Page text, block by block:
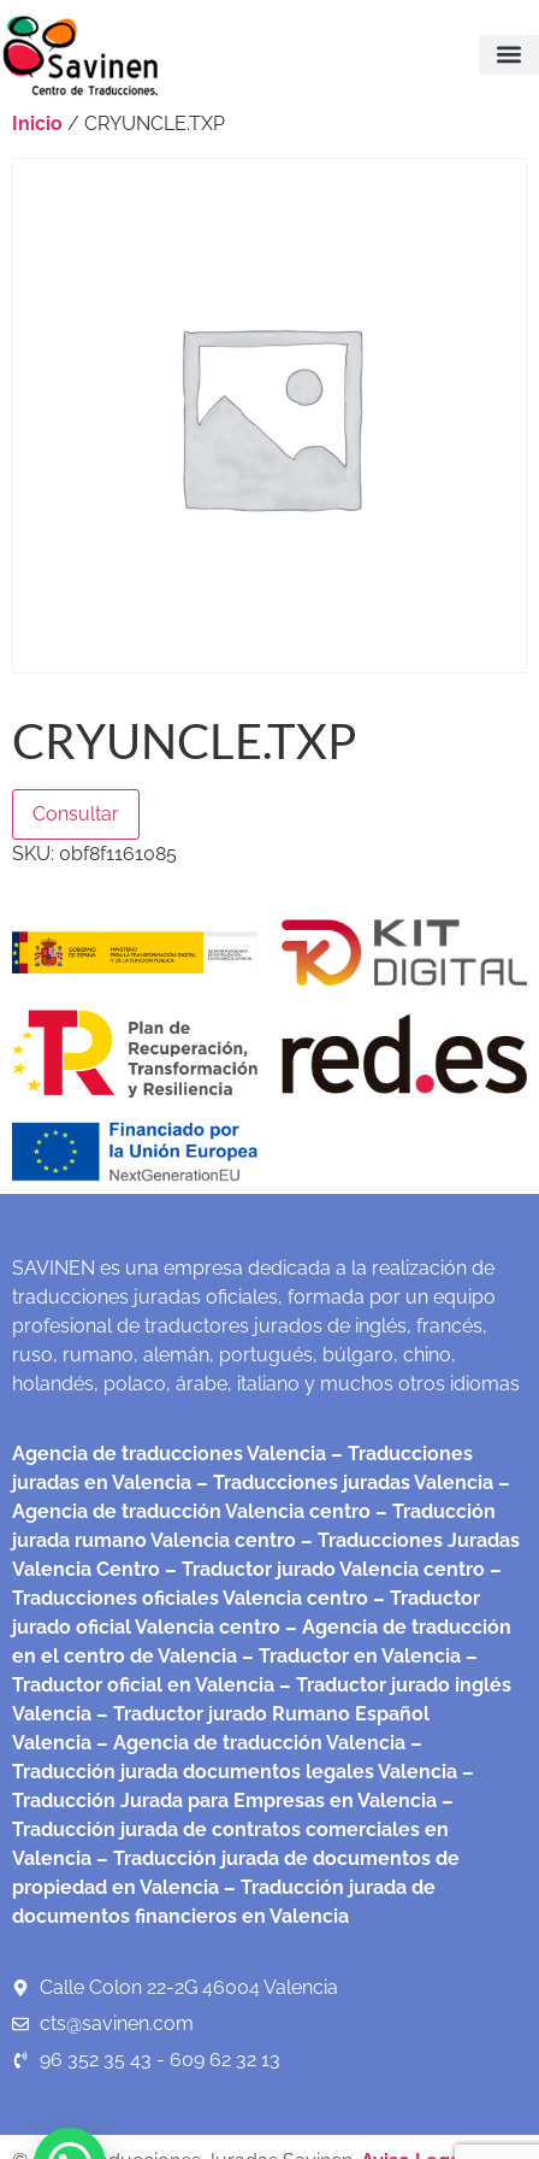
Inicio / CRYUNCLE.TXP
CRYUNCLE.TXP
Consultar
SKU: 0bf8f1161085
SAVINEN es una empresa dedicada a la realización de
traducciones juradas oficiales, formada por un equipo
profesional de traductores jurados de inglés, francés,
ruso, rumano, alemán, portugués, búlgaro, chino,
holandés, polaco, árabe, italiano y muchos otros idiomas
Agencia de traducciones Valencia – Traducciones
juradas en Valencia – Traducciones juradas Valencia –
Agencia de traducción Valencia centro – Traducción
jurada rumano Valencia centro – Traducciones Juradas
Valencia Centro – Traductor jurado Valencia centro –
Traducciones oficiales Valencia centro – Traductor
jurado oficial Valencia centro – Agencia de traducción
en el centro de Valencia – Traductor en Valencia –
Traductor oficial en Valencia – Traductor jurado inglés
Valencia – Traductor jurado Rumano Español
Valencia – Agencia de traducción Valencia –
Traducción jurada documentos legales Valencia –
Traducción Jurada para Empresas en Valencia –
Traducción jurada de contratos comerciales en
Valencia – Traducción jurada de documentos de
propiedad en Valencia – Traducción jurada de
documentos financieros en Valencia
Calle Colon 22-2G 46004 Valencia
cts@savinen.com
96 352 35 43 - 609 62 32 13